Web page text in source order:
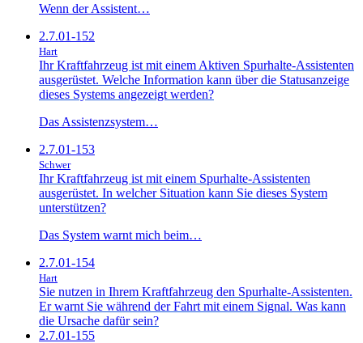
Wenn der Assistent…
2.7.01-152
Hart
Ihr Kraftfahrzeug ist mit einem Aktiven Spurhalte-Assistenten
ausgerüstet. Welche Information kann über die Statusanzeige
dieses Systems angezeigt werden?
Das Assistenzsystem…
2.7.01-153
Schwer
Ihr Kraftfahrzeug ist mit einem Spurhalte-Assistenten
ausgerüstet. In welcher Situation kann Sie dieses System
unterstützen?
Das System warnt mich beim…
2.7.01-154
Hart
Sie nutzen in Ihrem Kraftfahrzeug den Spurhalte-Assistenten.
Er warnt Sie während der Fahrt mit einem Signal. Was kann
die Ursache dafür sein?
2.7.01-155